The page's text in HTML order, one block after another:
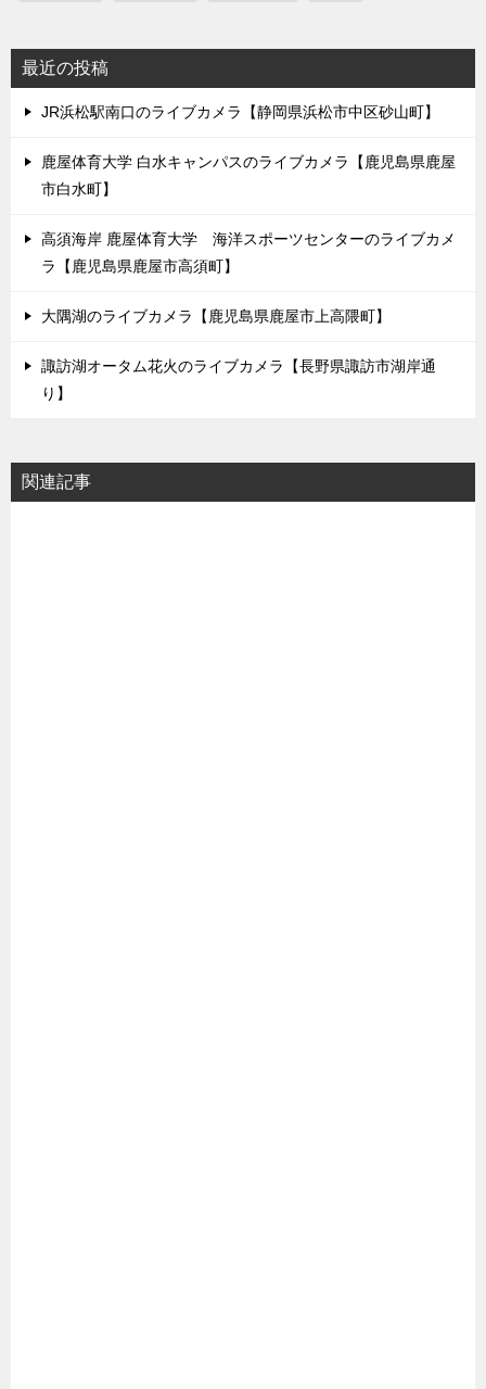
最近の投稿
JR浜松駅南口のライブカメラ【静岡県浜松市中区砂山町】
鹿屋体育大学 白水キャンパスのライブカメラ【鹿児島県鹿屋
市白水町】
高須海岸 鹿屋体育大学 海洋スポーツセンターのライブカメ
ラ【鹿児島県鹿屋市高須町】
大隅湖のライブカメラ【鹿児島県鹿屋市上高隈町】
諏訪湖オータム花火のライブカメラ【長野県諏訪市湖岸通
り】
関連記事